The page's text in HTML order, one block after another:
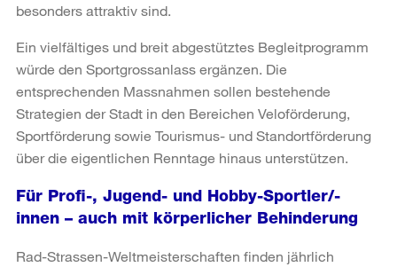
besonders attraktiv sind.
Ein vielfältiges und breit abgestütztes Begleitprogramm
würde den Sportgrossanlass ergänzen. Die
entsprechenden Massnahmen sollen bestehende
Strategien der Stadt in den Bereichen Veloförderung,
Sportförderung sowie Tourismus- und Standortförderung
über die eigentlichen Renntage hinaus unterstützen.
Für Profi-, Jugend- und Hobby-Sportler/-
innen – auch mit körperlicher Behinderung
Rad-Strassen-Weltmeisterschaften finden jährlich